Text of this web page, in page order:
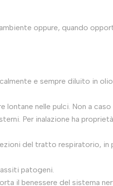
oppure, quando
e sempre diluito in
nelle pulci. Non a caso
Per inalazione ha
del tratto respiratorio, in
patogeni.
il benessere del sistema